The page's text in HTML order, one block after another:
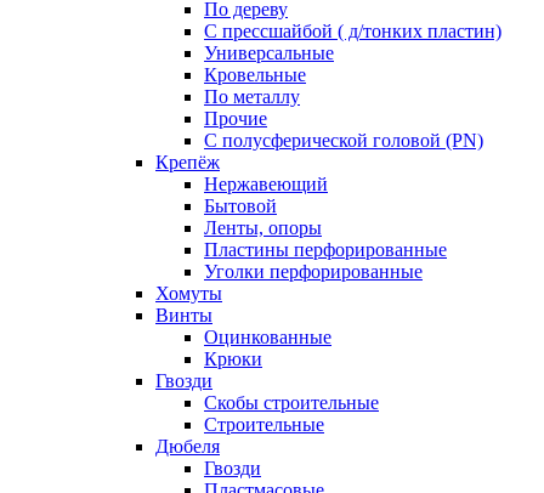
По дереву
С прессшайбой ( д/тонких пластин)
Универсальные
Кровельные
По металлу
Прочие
С полусферической головой (PN)
Крепёж
Нержавеющий
Бытовой
Ленты, опоры
Пластины перфорированные
Уголки перфорированные
Хомуты
Винты
Оцинкованные
Крюки
Гвозди
Скобы строительные
Строительные
Дюбеля
Гвозди